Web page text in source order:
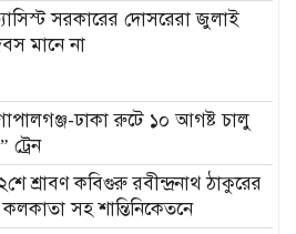
সরকারের দোসরেরা জুলাই
মানে না
ঢাকা রুটে ১০ আগষ্ট চালু
ট্রেন
শ্রাবণ কবিগুরু রবীন্দ্রনাথ ঠাকুরের
সহ শান্তিনিকেতনে